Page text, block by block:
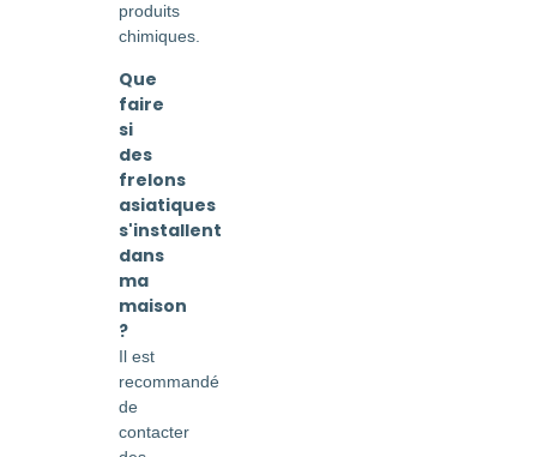
produits
chimiques.
Que
faire
si
des
frelons
asiatiques
s'installent
dans
ma
maison
?
Il est
recommandé
de
contacter